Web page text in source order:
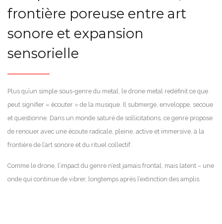
frontière poreuse entre art
sonore et expansion
sensorielle
Plus qu’un simple sous-genre du metal, le drone metal redéfinit ce que
peut signifier « écouter » de la musique. Il submerge, enveloppe, secoue
et questionne. Dans un monde saturé de sollicitations, ce genre propose
de renouer avec une écoute radicale, pleine, active et immersive, à la
frontière de l’art sonore et du rituel collectif.
Comme le drone, l’impact du genre n’est jamais frontal, mais latent – une
onde qui continue de vibrer, longtemps après l’extinction des amplis.